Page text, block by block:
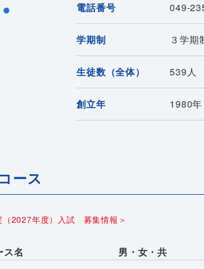
電話番号 049-
学期制 ３学期
生徒数（全体） 539人
創立年 1980年
ース
（2027年度）入試 募集情報＞
ス名 男・女・共